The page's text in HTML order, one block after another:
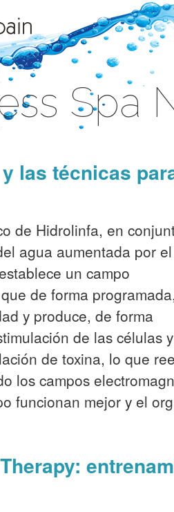
Spa
las técnicas
de Hidrolinfa, en
agua aumentada por el
un campo
de forma
y produce, de forma
de las células
de toxina, lo que
los campos
funcionan mejor y el